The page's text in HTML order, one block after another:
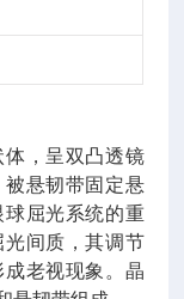
，呈双凸透镜
悬韧带固定悬
屈光系统的重
间质，其调节
老视现象。晶